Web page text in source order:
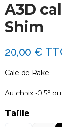
A3D
Shim
20,00 €
Cale de Rake
Au choix -0.5° ou
Taille